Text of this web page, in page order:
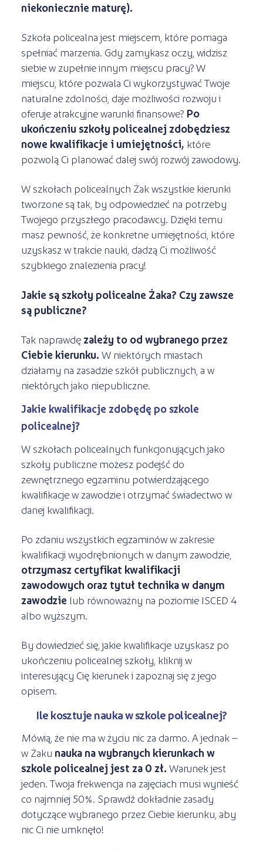
niekoniecznie maturę).
Szkoła policealna jest miejscem, które pomaga
spełniać marzenia. Gdy zamykasz oczy, widzisz
siebie w zupełnie innym miejscu pracy? W
miejscu, które pozwala Ci wykorzystywać Twoje
naturalne zdolności, daje możliwości rozwoju i
oferuje atrakcyjne warunki finansowe? Po
ukończeniu szkoły policealnej zdobędziesz
nowe kwalifikacje i umiejętności, które
pozwolą Ci planować dalej swój rozwój zawodowy.
W szkołach policealnych Żak wszystkie kierunki
tworzone są tak, by odpowiedzieć na potrzeby
Twojego przyszłego pracodawcy. Dzięki temu
masz pewność, że konkretne umiejętności, które
uzyskasz w trakcie nauki, dadzą Ci możliwość
szybkiego znalezienia pracy!
Jakie są szkoły policealne Żaka? Czy zawsze
są publiczne?
Tak naprawdę zależy to od wybranego przez
Ciebie kierunku. W niektórych miastach
działamy na zasadzie szkół publicznych, a w
niektórych jako niepubliczne.
Jakie kwalifikacje zdobędę po szkole
policealnej?
W szkołach policealnych funkcjonujących jako
szkoły publiczne możesz podejść do
zewnętrznego egzaminu potwierdzającego
kwalifikacje w zawodzie i otrzymać świadectwo w
danej kwalifikacji.
Po zdaniu wszystkich egzaminów w zakresie
kwalifikacji wyodrębnionych w danym zawodzie,
otrzymasz certyfikat kwalifikacji
zawodowych oraz tytuł technika w danym
zawodzie lub równoważny na poziomie ISCED 4
albo wyższym.
By dowiedzieć się, jakie kwalifikacje uzyskasz po
ukończeniu policealnej szkoły, kliknij w
interesujący Cię kierunek i zapoznaj się z jego
opisem.
Ile kosztuje nauka w szkole policealnej?
Mówią, że nie ma w życiu nic za darmo. A jednak –
w Żaku nauka na wybranych kierunkach w
szkole policealnej jest za 0 zł. Warunek jest
jeden. Twoja frekwencja na zajęciach musi wynieść
co najmniej 50%. Sprawdź dokładnie zasady
dotyczące wybranego przez Ciebie kierunku, aby
nic Ci nie umknęło!